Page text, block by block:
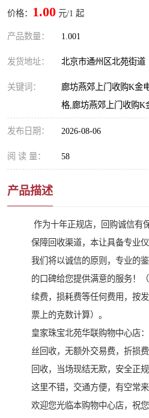
价格： 1.00 元/1 起
产品数量： 1.001
发货地址： 北京市通州区北苑街道
关键词：
廊坊燕郊上门收购K金
格,廊坊燕郊上门收购K
发布日期： 2026-08-06
阅 读 量： 58
产品描述
作为十年正规店，回购诚信有
保障回收渠道，本让具备专业
我们将以诚信的原则，专业的
的口碑给您提供满意的服务！
续费，损耗费等任何费用，按发
票上的克数计算）。
皇家珠宝北苑华联购物中心店
丝回收，无额外交易费，折损
回收，当场现结无欺，安全正规
这里不错，交通方便，有空常
欢迎您光临本购物中心店，祝您